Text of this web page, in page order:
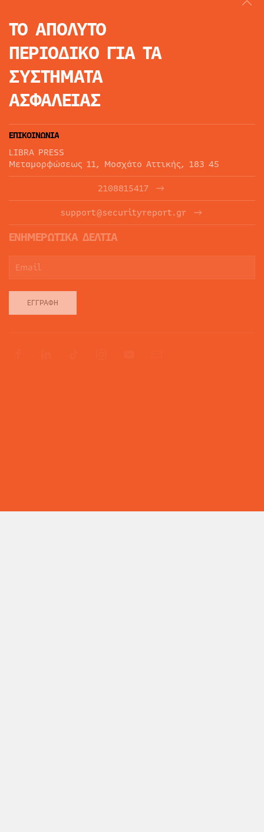
ΤΟ ΑΠΟΛΥΤΟ
ΠΕΡΙΟΔΙΚΟ ΓΙΑ ΤΑ
ΣΥΣΤΗΜΑΤΑ
ΑΣΦΑΛΕΙΑΣ
ΕΠΙΚΟΙΝΩΝΙΑ
LIBRA PRESS
Μεταμορφώσεως 11, Μοσχάτο Αττικής, 183 45
2108815417
support@securityreport.gr
ΕΝΗΜΕΡΩΤΙΚΑ ΔΕΛΤΙΑ
ΕΓΓΡΑΦΉ